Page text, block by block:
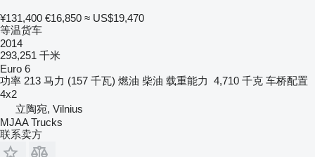
¥131,400 €16,850 ≈ US$19,470
等温货车
2014
293,251 千米
Euro 6
功率 213 马力 (157 千瓦) 燃油 柴油 载重能力 4,710 千克 车桥配置
4x2
立陶宛, Vilnius
MJAA Trucks
联系卖方